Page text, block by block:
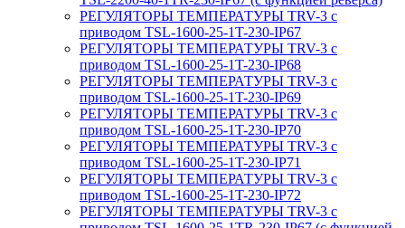
РЕГУЛЯТОРЫ ТЕМПЕРАТУРЫ TRV-3 с
приводом TSL-1600-25-1T-230-IP67
РЕГУЛЯТОРЫ ТЕМПЕРАТУРЫ TRV-3 с
приводом TSL-1600-25-1T-230-IP68
РЕГУЛЯТОРЫ ТЕМПЕРАТУРЫ TRV-3 с
приводом TSL-1600-25-1T-230-IP69
РЕГУЛЯТОРЫ ТЕМПЕРАТУРЫ TRV-3 с
приводом TSL-1600-25-1T-230-IP70
РЕГУЛЯТОРЫ ТЕМПЕРАТУРЫ TRV-3 с
приводом TSL-1600-25-1T-230-IP71
РЕГУЛЯТОРЫ ТЕМПЕРАТУРЫ TRV-3 с
приводом TSL-1600-25-1T-230-IP72
РЕГУЛЯТОРЫ ТЕМПЕРАТУРЫ TRV-3 с